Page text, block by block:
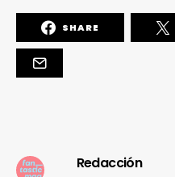
SHARE
Redacción